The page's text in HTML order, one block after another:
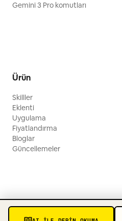
Gemini 3 Pro komutları
Ürün
Skilller
Eklenti
Uygulama
Fiyatlandırma
Bloglar
Güncellemeler